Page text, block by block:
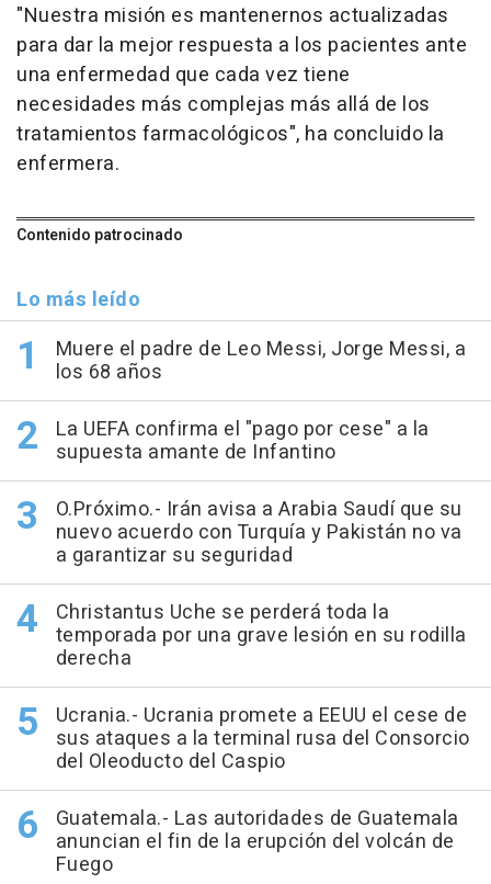
"Nuestra misión es mantenernos actualizadas
para dar la mejor respuesta a los pacientes ante
una enfermedad que cada vez tiene
necesidades más complejas más allá de los
tratamientos farmacológicos", ha concluido la
enfermera.
Contenido patrocinado
Lo más leído
Muere el padre de Leo Messi, Jorge Messi, a
los 68 años
La UEFA confirma el "pago por cese" a la
supuesta amante de Infantino
O.Próximo.- Irán avisa a Arabia Saudí que su
nuevo acuerdo con Turquía y Pakistán no va
a garantizar su seguridad
Christantus Uche se perderá toda la
temporada por una grave lesión en su rodilla
derecha
Ucrania.- Ucrania promete a EEUU el cese de
sus ataques a la terminal rusa del Consorcio
del Oleoducto del Caspio
Guatemala.- Las autoridades de Guatemala
anuncian el fin de la erupción del volcán de
Fuego